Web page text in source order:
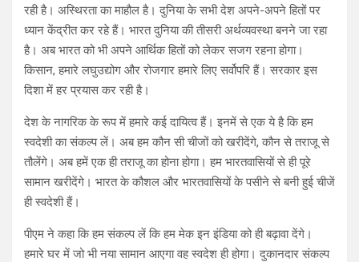
रही है। अस्थिरता का माहौल है। दुनिया के सभी देश अपने-अपने हितों पर
ध्यान केंद्रीत कर रहे हैं। भारत दुनिया की तीसरी अर्थव्यवस्था बनने जा रहा
है। अब भारत को भी अपने आर्थिक हितों को लेकर सजग रहना होगा।
किसान, हमारे लघुउद्योग और रोजगार हमारे लिए सर्वोपरि हैं। सरकार इस
दिशा में हर प्रयास कर रही है।
देश के नागरिक के रूप में हमारे कई दायित्व हैं। इनमें से एक ये है कि हम
स्वदेशी का संकल्प लें। अब हम कौन सी चीजों को खरीदेंगे, कौन से तराजू से
तौलेंगे। अब हमें एक ही तराजू का होना होगा। हम भारतवासियों से ही पूरे
सामान खरीदेंगे। भारत के कौशल और भारतवासियों के पसीने से बनी हुई चीजें
ही स्वदेशी हैं।
पीएम ने कहा कि हम संकल्प लें कि हम मेक इन इंडिया को ही बढ़ावा देंगे।
हमारे घर में जो भी नया सामान आएगा वह स्वदेश ही होगा। दुकानदार संकल्प